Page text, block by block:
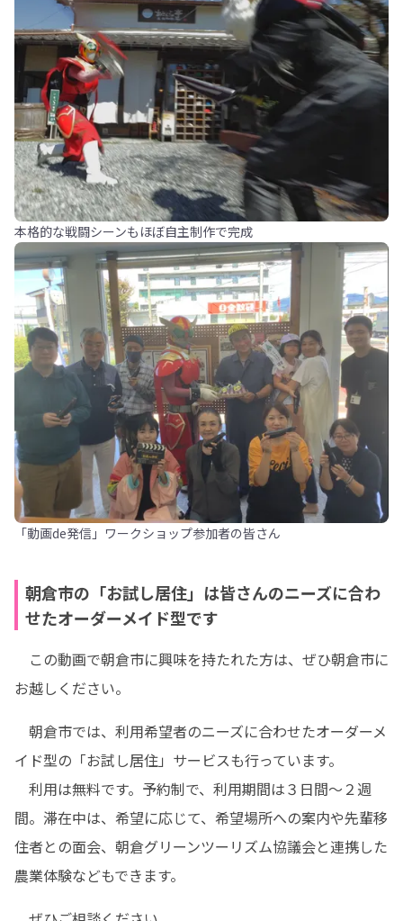
本格的な戦闘シーンもほぼ自主制作で完成
「動画de発信」ワークショップ参加者の皆さん
朝倉市の「お試し居住」は皆さんのニーズに合わ
せたオーダーメイド型です
この動画で朝倉市に興味を持たれた方は、ぜひ朝倉市に
お越しください。
朝倉市では、利用希望者のニーズに合わせたオーダーメ
イド型の「お試し居住」サービスも行っています。
利用は無料です。予約制で、利用期間は３日間～２週
間。滞在中は、希望に応じて、希望場所への案内や先輩移
住者との面会、朝倉グリーンツーリズム協議会と連携した
農業体験などもできます。